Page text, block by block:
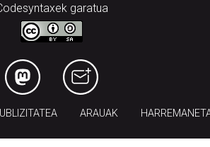
garatua
ARAUAK